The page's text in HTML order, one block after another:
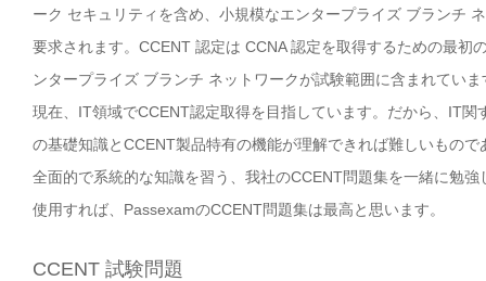
ーク セキュリティを含め、小規模なエンタープライズ ブランチ
要求されます。CCENT 認定は CCNA 認定を取得するための最
ンタープライズ ブランチ ネットワークが試験範囲に含まれていま
現在、IT領域でCCENT認定取得を目指しています。だから、IT
の基礎知識とCCENT製品特有の機能が理解できれば難しいもの
全面的で系統的な知識を習う、我社のCCENT問題集を一緒に勉
使用すれば、PassexamのCCENT問題集は最高と思います。
CCENT 試験問題